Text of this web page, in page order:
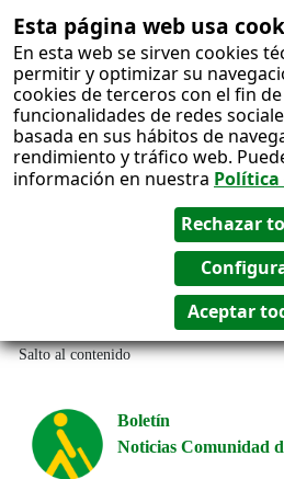
Esta página web usa
En esta web se sirven cookies
permitir y optimizar su
cookies de terceros con el fin
funcionalidades de redes
basada en sus hábitos de
rendimiento y tráfico web.
información en nuestra Política
Salto al contenido
Boletín
Noticias Comunidad